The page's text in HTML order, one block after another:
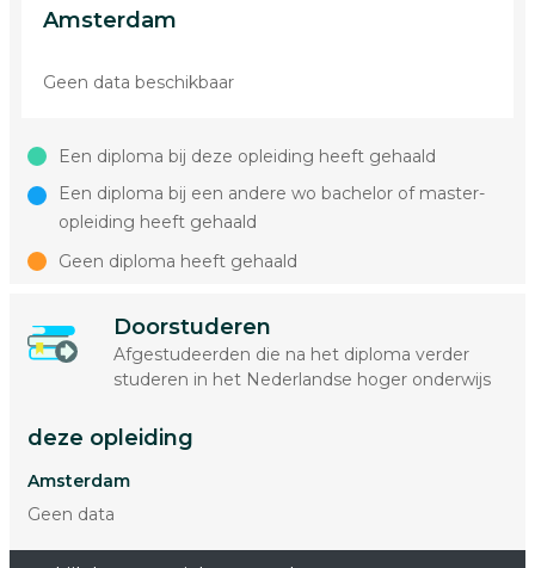
Amsterdam
Geen data beschikbaar
Een diploma bij deze opleiding heeft gehaald
Een diploma bij een andere wo bachelor of master-
opleiding heeft gehaald
Geen diploma heeft gehaald
Doorstuderen
Afgestudeerden die na het diploma verder
studeren in het Nederlandse hoger onderwijs
deze opleiding
Amsterdam
Geen data